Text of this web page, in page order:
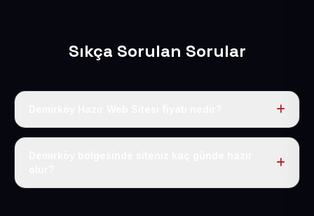
Sıkça Sorulan Sorular
Tek fiyat uygulanır: yıllık 50 USD + KDV. Bu bedele alan